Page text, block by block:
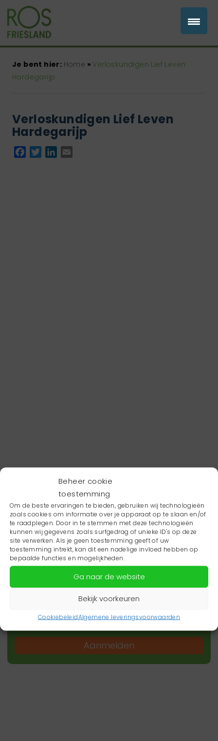
Beheer cookie
toestemming
Om de beste ervaringen te bieden, gebruiken wij technologieën
zoals cookies om informatie over je apparaat op te slaan en/of
te raadplegen. Door in te stemmen met deze technologieën
kunnen wij gegevens zoals surfgedrag of unieke ID's op deze
site verwerken. Als je geen toestemming geeft of uw
toestemming intrekt, kan dit een nadelige invloed hebben op
bepaalde functies en mogelijkheden.
Ga naar de website
Bekijk voorkeuren
CookiebeleidAlgemene leveringsvoorwaarden
Je bent hier: Home »Verloskundigen Lief Leven
Hardegarijp
Verloskundigen Lief Leven
Hardegarijp
Facebook
TwitterLinkedIn
Wil je niets missen?
Wil je op de hoogte blijven van het laatste
zorgnieuws in jouw regio? Schrijf je dan in voor
onze nieuwsbrief.
Aanmelden